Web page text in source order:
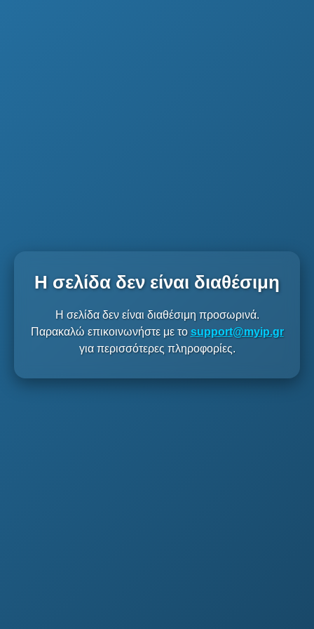
Η σελίδα δεν είναι διαθέσιμη
Η σελίδα δεν είναι διαθέσιμη προσωρινά.
Παρακαλώ επικοινωνήστε με το support@myip.gr
για περισσότερες πληροφορίες.